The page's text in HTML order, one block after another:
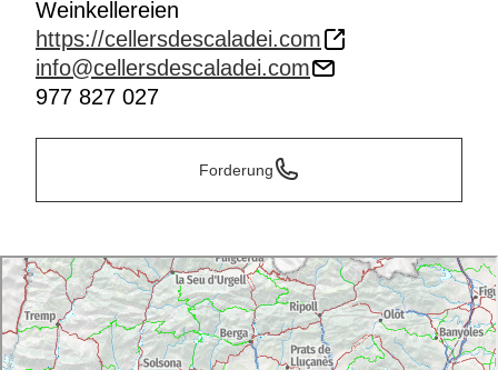
Weinkellereien
https://cellersdescaladei.com
info@cellersdescaladei.com
977 827 027
Forderung